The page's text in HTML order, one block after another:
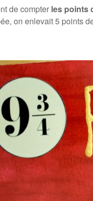
de compter les points
on enlevait 5 points